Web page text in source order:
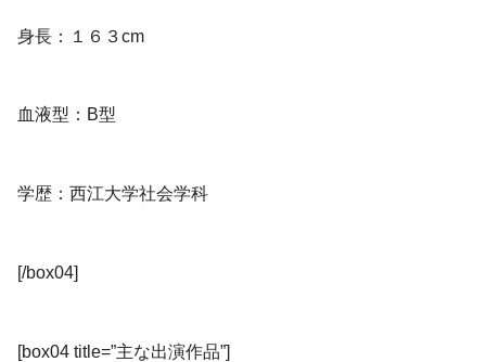
身長：１６３cm
血液型：B型
学歴：西江大学社会学科
[/box04]
[box04 title=”主な出演作品”]